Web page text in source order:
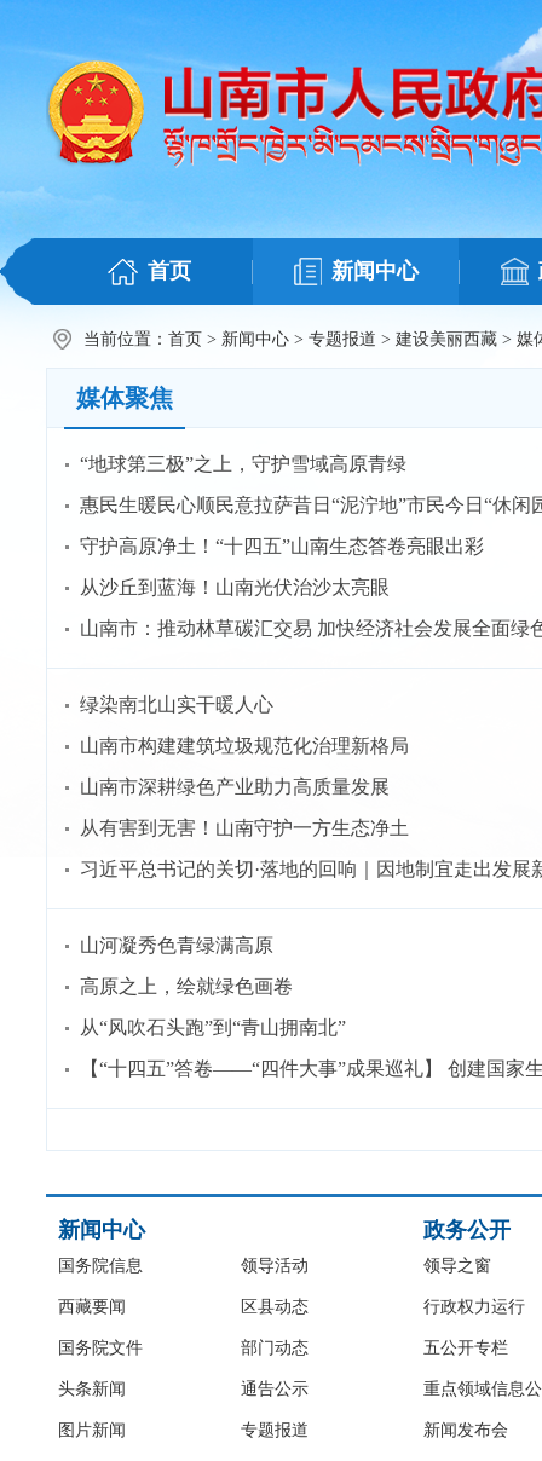
首页 新闻中心
当前位置： 首页 > 新闻中心 > 专题报道 > 建设美丽西藏 > 媒
媒体聚焦
“地球第三极”之上，守护雪域高原青绿
惠民生暖民心顺民意拉萨昔日“泥泞地”市民今日“休闲
守护高原净土！“十四五”山南生态答卷亮眼出彩
从沙丘到蓝海！山南光伏治沙太亮眼
山南市：推动林草碳汇交易 加快经济社会发展全面绿
绿染南北山实干暖人心
山南市构建建筑垃圾规范化治理新格局
山南市深耕绿色产业助力高质量发展
从有害到无害！山南守护一方生态净土
习近平总书记的关切·落地的回响｜因地制宜走出发展
山河凝秀色青绿满高原
高原之上，绘就绿色画卷
从“风吹石头跑”到“青山拥南北”
【“十四五”答卷——“四件大事”成果巡礼】 创建国家
新闻中心
国务院信息
西藏要闻
国务院文件
头条新闻
图片新闻
领导活动
区县动态
部门动态
通告公示
专题报道
政务公开
领导之窗
行政权力运行
五公开专栏
重点领域信息
新闻发布会